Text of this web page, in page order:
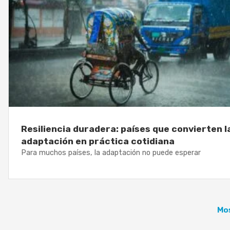
Resiliencia duradera: países que convierten
adaptación en práctica cotidiana
Para muchos países, la adaptación no puede esperar